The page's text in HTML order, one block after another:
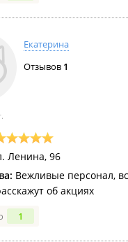
Екатерина
Отзывов 1
Ленина, 96
Вежливые персонал,
об акциях
1